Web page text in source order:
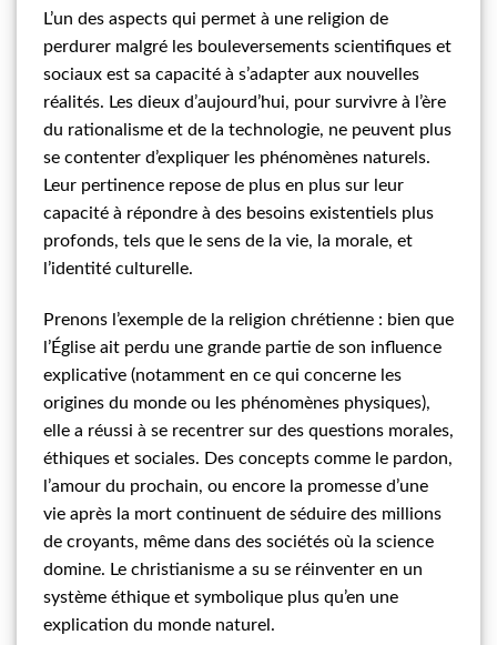
L’un des aspects qui permet à une religion de
perdurer malgré les bouleversements scientifiques et
sociaux est sa capacité à s’adapter aux nouvelles
réalités. Les dieux d’aujourd’hui, pour survivre à l’ère
du rationalisme et de la technologie, ne peuvent plus
se contenter d’expliquer les phénomènes naturels.
Leur pertinence repose de plus en plus sur leur
capacité à répondre à des besoins existentiels plus
profonds, tels que le sens de la vie, la morale, et
l’identité culturelle.
Prenons l’exemple de la religion chrétienne : bien que
l’Église ait perdu une grande partie de son influence
explicative (notamment en ce qui concerne les
origines du monde ou les phénomènes physiques),
elle a réussi à se recentrer sur des questions morales,
éthiques et sociales. Des concepts comme le pardon,
l’amour du prochain, ou encore la promesse d’une
vie après la mort continuent de séduire des millions
de croyants, même dans des sociétés où la science
domine. Le christianisme a su se réinventer en un
système éthique et symbolique plus qu’en une
explication du monde naturel.